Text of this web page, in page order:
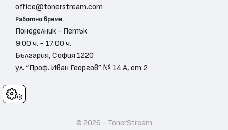
Cookies
office@tonerstream.com
Работно време
Понеделник - Петък
9:00 ч. - 17:00 ч.
България, София 1220
ул. “Проф. Иван Георгов” № 14 А, ет.2
© 2026 - TonerStream